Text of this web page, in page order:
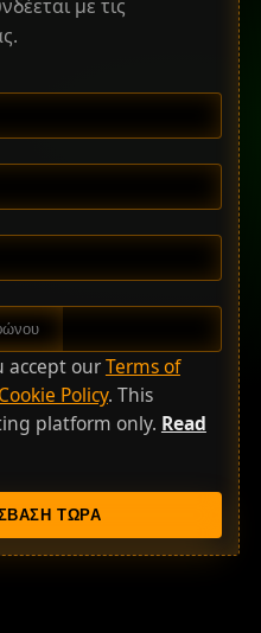
με τις
accept ourTerms of
Cookie Policy. This
platform only. Read
ΤΩΡΑ